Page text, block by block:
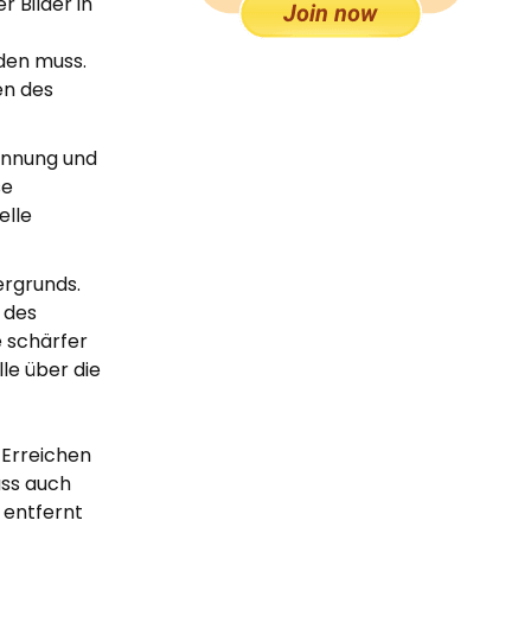
muss.
des
und
schärfer
über die
auch
entfernt